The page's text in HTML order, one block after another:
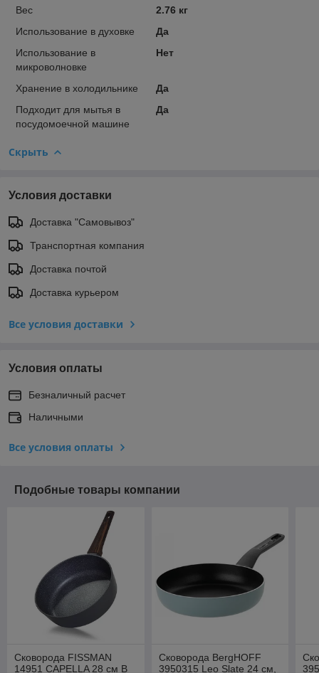
Вес
2.76 кг
Использование в духовке
Да
Использование в
микроволновке
Нет
Хранение в холодильнике
Да
Подходит для мытья в
посудомоечной машине
Да
Скрыть
Условия доставки
Доставка "Самовывоз"
Транспортная компания
Доставка почтой
Доставка курьером
Все условия доставки
Условия оплаты
Безналичный расчет
Наличными
Все условия оплаты
Подобные товары компании
Сковорода FISSMAN
14951 CAPELLA 28 см В
Сковорода BergHOFF
3950315 Leo Slate 24 см,